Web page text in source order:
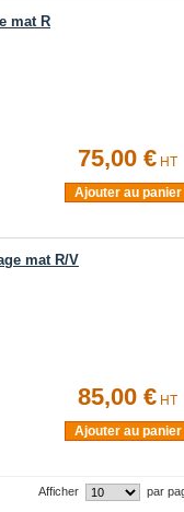
mat R
75,00 € HT
Ajouter au panier
mat R/V
85,00 € HT
Ajouter au panier
Afficher par